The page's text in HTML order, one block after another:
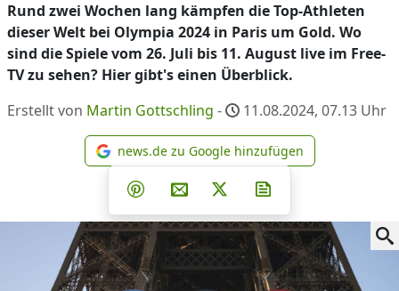
Rund zwei Wochen lang kämpfen die Top-Athleten
dieser Welt bei Olympia 2024 in Paris um Gold. Wo
sind die Spiele vom 26. Juli bis 11. August live im Free-
TV zu sehen? Hier gibt's einen Überblick.
Erstellt von Martin Gottschling - 11.08.2024, 07.13 Uhr
news.de zu Google
news.de zu Google hinzufügen
Teilen auf Facebook
Teilen auf Whatsapp
Teilen auf Telegram
Teilen auf Pinterest
Per E-Mail teilen
Post auf X